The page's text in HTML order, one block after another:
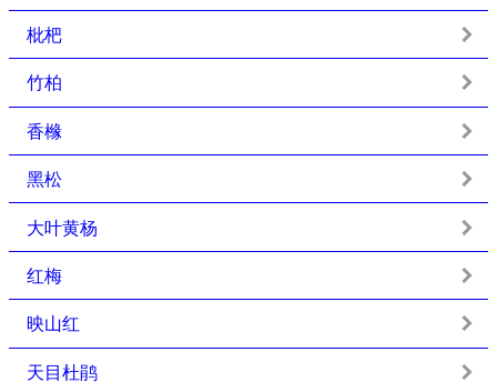
枇杷
竹柏
香橼
黑松
大叶黄杨
红梅
映山红
天目杜鹃